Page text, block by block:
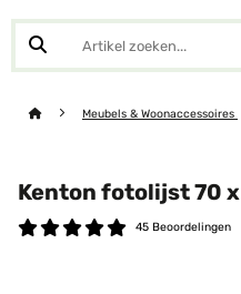
Meubels & Woonaccessoires
Kenton fotolijst 70
45 Beoordelingen